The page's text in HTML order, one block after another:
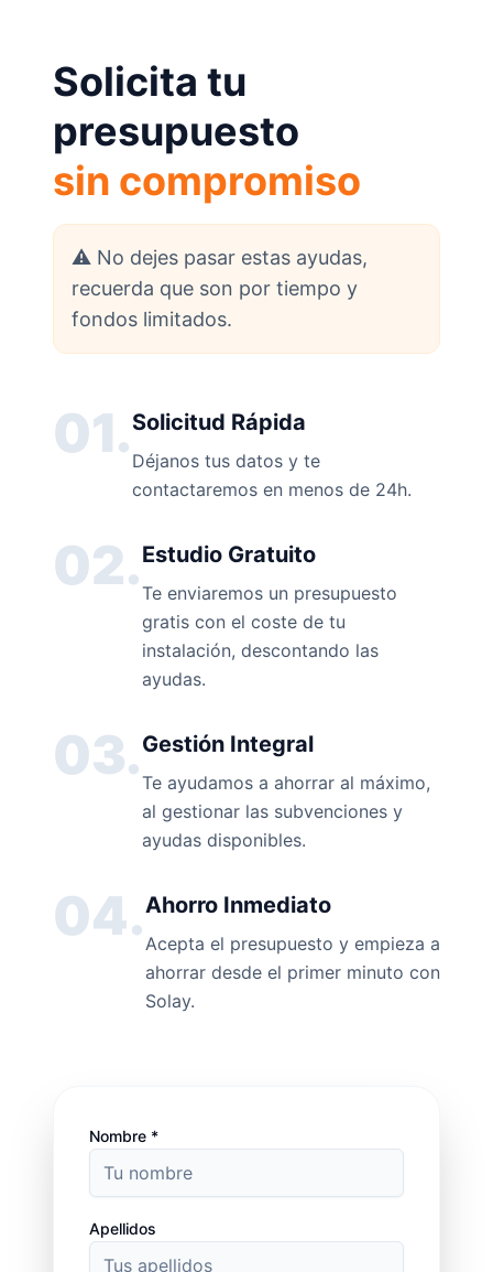
Solicita tu
presupuesto
sin compromiso
⚠️ No dejes pasar estas ayudas,
recuerda que son por tiempo y
fondos limitados.
01.Solicitud Rápida
Déjanos tus datos y te
contactaremos en menos de 24h.
02.Estudio Gratuito
Te enviaremos un presupuesto
gratis con el coste de tu
instalación, descontando las
ayudas.
03.Gestión Integral
Te ayudamos a ahorrar al máximo,
al gestionar las subvenciones y
ayudas disponibles.
04.Ahorro Inmediato
Acepta el presupuesto y empieza a
ahorrar desde el primer minuto con
Solay.
Nombre *
Apellidos